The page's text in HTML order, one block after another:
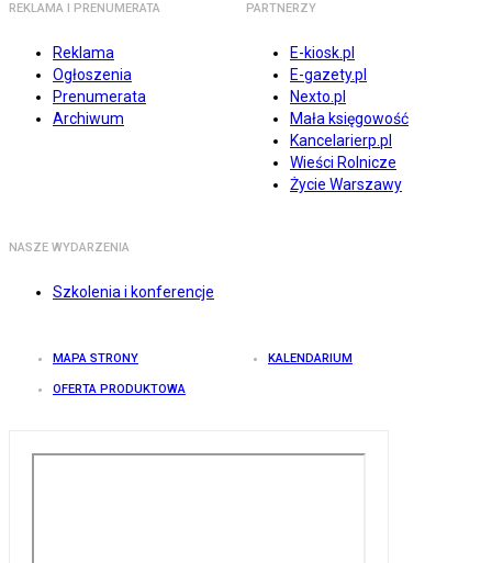
REKLAMA I PRENUMERATA
Reklama
Ogłoszenia
Prenumerata
Archiwum
PARTNERZY
E-kiosk.pl
E-gazety.pl
Nexto.pl
Mała księgowość
Kancelarierp.pl
Wieści Rolnicze
Życie Warszawy
NASZE WYDARZENIA
Szkolenia i konferencje
MAPA STRONY KALENDARIUM
OFERTA PRODUKTOWA